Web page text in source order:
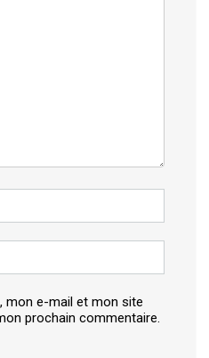
mon e-mail et mon site
prochain commentaire.